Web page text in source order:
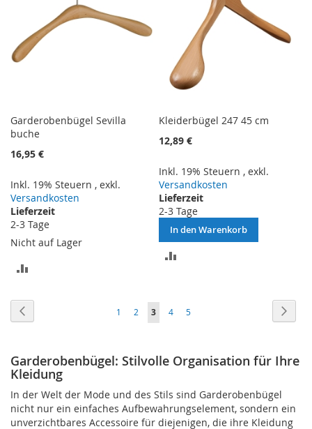
Garderobenbügel Sevilla
buche
16,95 €
Inkl. 19% Steuern , exkl.
Versandkosten
Lieferzeit
2-3 Tage
Nicht auf Lager
Kleiderbügel 247 45 cm
12,89 €
Inkl. 19% Steuern ,exkl.
Versandkosten
Lieferzeit
2-3 Tage
In den Warenkorb
Seite
Seite
1 Seite
2
Sie
gerade
3 Seite
4 Seite
5
Garderobenbügel: Stilvolle Organisation für Ihre
Kleidung
In der Welt der Mode und des Stils sind Garderobenbügel
nicht nur ein einfaches Aufbewahrungselement, sondern ein
unverzichtbares Accessoire für diejenigen, die ihre Kleidung